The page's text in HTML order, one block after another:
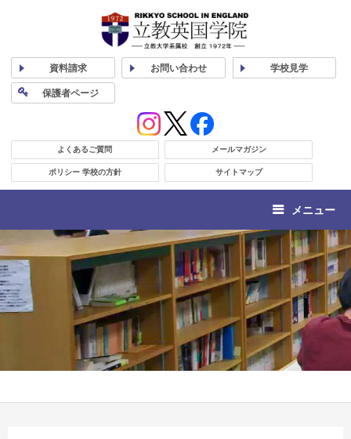
資料請求 お問い合わせ 学校見学
保護者ページ
よくあるご質問 メールマガジン
ポリシー 学校の方針 サイトマップ
メニュー